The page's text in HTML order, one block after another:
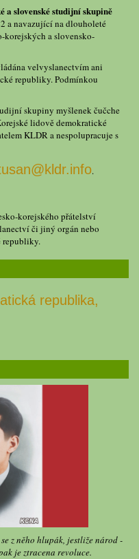
a slovenské studijní skupině
a navazující na dlouholeté
korejských a slovensko-
velvyslanectvím ani
republiky. Podmínkou
skupiny myšlenek čučche
lidově demokratické
KLDR a nespolupracuje s
.
korejského přátelství
či jiný orgán nebo
republiky.
republika,
z něho hlupák, jestliže národ -
je ztracena revoluce.